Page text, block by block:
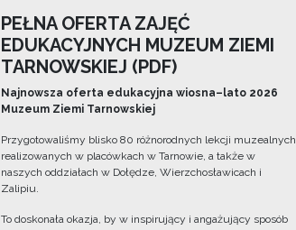
PEŁNA OFERTA ZAJĘĆ
EDUKACYJNYCH MUZEUM ZIEMI
TARNOWSKIEJ (PDF)
Najnowsza oferta edukacyjna wiosna–lato 2026
Muzeum Ziemi Tarnowskiej
Przygotowaliśmy blisko 80 różnorodnych lekcji muzealnych
realizowanych w placówkach w Tarnowie, a także w
naszych oddziałach w Dołędze, Wierzchosławicach i
Zalipiu.
To doskonała okazja, by w inspirujący i angażujący sposób